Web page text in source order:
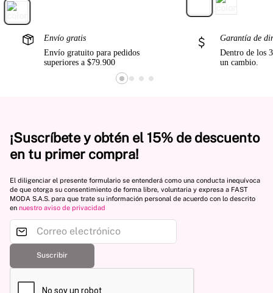
Envío gratis
Envío gratuito para pedidos
superiores a $79.900
Garantía de
Dentro de los
un cambio.
¡Suscríbete y obtén el 15% de descuento
en tu primer compra!
El diligenciar el presente formulario se entenderá como una conducta inequívoca
de que otorga su consentimiento de forma libre, voluntaria y expresa a FAST
MODA S.A.S. para que trate su información personal de acuerdo con lo descrito
en nuestro aviso de privacidad
Suscribir